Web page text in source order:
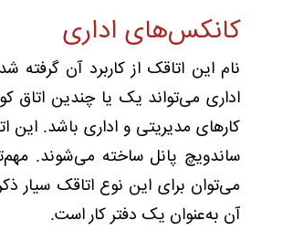
کانکس‌های اداری
نام این اتاقک از کاربرد آن
اداری می‌تواند یک یا چندین اتاق
کارهای مدیریتی و اداری باشد. این
ساندویچ پانل ساخته می‌شوند.
می‌توان برای این نوع اتاقک سیار
آن به‌عنوان یک دفتر کار است.